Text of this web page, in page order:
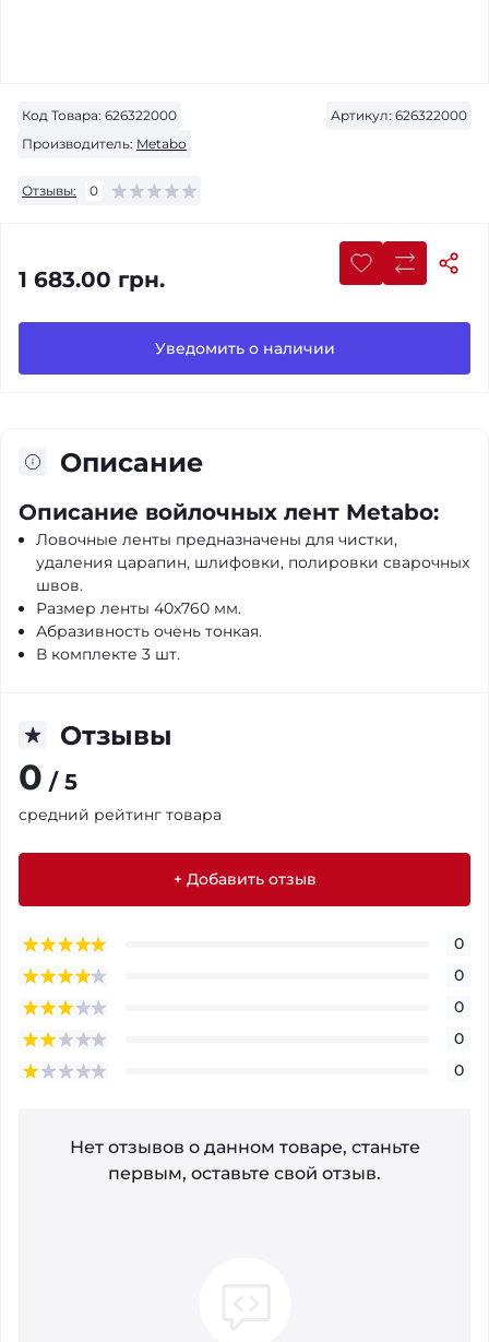
Код Товара: 626322000 Артикул: 626322000
Производитель: Metabo
Отзывы: 0
1 683.00 грн.
Уведомить о наличии
Описание
Описание войлочных лент Metabo:
Ловочные ленты предназначены для чистки,
удаления царапин, шлифовки, полировки сварочных
швов.
Размер ленты 40x760 мм.
Абразивность очень тонкая.
В комплекте 3 шт.
Отзывы
0 / 5
средний рейтинг товара
+ Добавить отзыв
0
0
0
0
0
Нет отзывов о данном товаре, станьте
первым, оставьте свой отзыв.